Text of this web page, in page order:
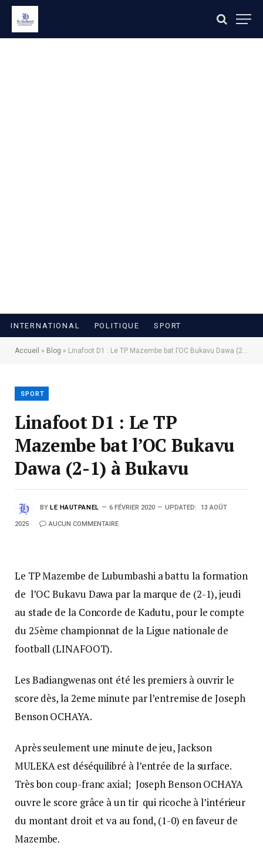
INTERNATIONAL POLITIQUE SPORT
Accueil » Blog » Linafoot D1 : Le TP Mazembe bat l’OC Bukavu Dawa (2-1) à Bukavu
SPORT
Linafoot D1 : Le TP
Mazembe bat l’OC Bukavu
Dawa (2-1) à Bukavu
BY LE HAUTPANEL 6 FÉVRIER 2020 UPDATED: 13 AOÛT
2025 AUCUN COMMENTAIRE
Le TP Mazembe de Lubumbashi a battu la formation
de l’OC Bukavu Dawa par la marque de (2-1), jeudi
au stade de la Concorde de Kadutu, pour le compte
du 25ème championnat de la Ligue nationale de
football (LINAFOOT).
Les Badiangwenas ont été les premiers à ouvrir le
score dès, la 2eme minute par l’entremise de Joseph
Benson OCHAYA.
Après seulement une minute de jeu, Jackson
MULEKA est déséquilibré à l’entrée de la surface.
Très bon coup-franc axial; Joseph Benson OCHAYA
ouvre le score grâce à un tir qui ricoche à l’intérieur
du montant droit et va au fond, (1-0) en faveur de
Mazembe.